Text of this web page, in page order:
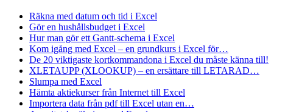
Räkna med datum och tid i Excel
Gör en hushållsbudget i Excel
Hur man gör ett Gantt-schema i Excel
Kom igång med Excel – en grundkurs i Excel för…
De 20 viktigaste kortkommandona i Excel du måste känna till!
XLETAUPP (XLOOKUP) – en ersättare till LETARAD…
Slumpa med Excel
Hämta aktiekurser från Internet till Excel
Importera data från pdf till Excel utan en…